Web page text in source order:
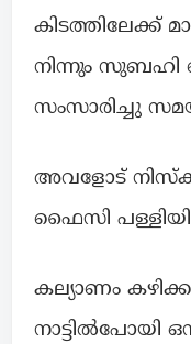
കിടത്തിലേക്ക്
നിന്നും സുബഹി
സംസാരിച്ചു
അവളോട്‌
ഫൈസി
കല്യാണം
നാട്ടിൽപോയി